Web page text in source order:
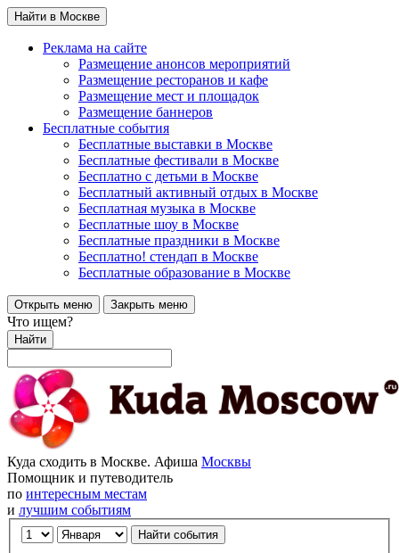
Найти в Москве
Реклама на сайте
Размещение анонсов мероприятий
Размещение ресторанов и кафе
Размещение мест и площадок
Размещение баннеров
Бесплатные события
Бесплатные выставки в Москве
Бесплатные фестивали в Москве
Бесплатно с детьми в Москве
Бесплатный активный отдых в Москве
Бесплатная музыка в Москве
Бесплатные шоу в Москве
Бесплатные праздники в Москве
Бесплатно! стендап в Москве
Бесплатные образование в Москве
Открыть меню Закрыть меню
Что ищем?
Найти
Куда сходить в Москве. Афиша Москвы
Помощник и путеводитель
по интересным местам
и лучшим событиям